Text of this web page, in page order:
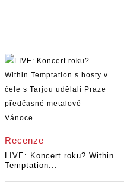
Recenze
LIVE: Koncert roku? Within
Temptation...